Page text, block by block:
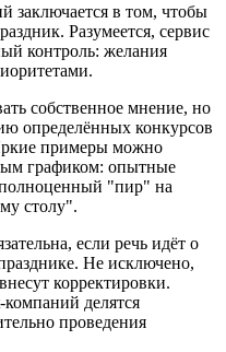
заключается в том, чтобы
Разумеется, сервис
контроль: желания
собственное мнение, но
определённых конкурсов
примеры можно
графиком: опытные
полноценный "пир" на
столу".
если речь идёт о
Не исключено,
корректировки.
делятся
проведения